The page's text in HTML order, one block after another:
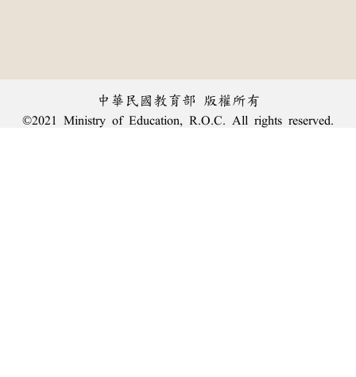
中華民國教育部 版權所有
©2021 Ministry of Education, R.O.C. All rights reserved.